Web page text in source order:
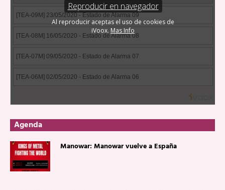
Agenda
Manowar: Manowar vuelve a España